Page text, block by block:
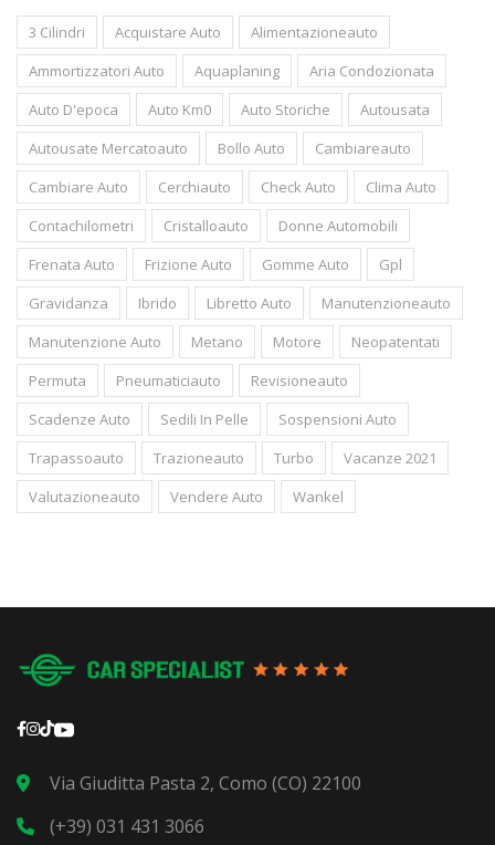
3 Cilindri Acquistare Auto
Alimentazioneauto
Ammortizzatori Auto
Aquaplaning
Aria Condozionata
Auto D'epoca
Auto Km0 Auto Storiche
Autousata
Autousate Mercatoauto
Bollo Auto
Cambiareauto
Cambiare Auto
Cerchiauto Check Auto
Clima Auto
Contachilometri
Cristalloauto
Donne Automobili
Frenata Auto
Frizione Auto Gomme Auto
Gpl
Gravidanza
Ibrido Libretto Auto
Manutenzioneauto
Manutenzione Auto
Metano Motore
Neopatentati
Permuta
Pneumaticiauto
Revisioneauto
Scadenze Auto
Sedili In Pelle
Sospensioni Auto
Trapassoauto
Trazioneauto Turbo
Vacanze 2021
Valutazioneauto
Vendere Auto Wankel
Via Giuditta Pasta 2, Como (CO) 22100
(+39) 031 431 3066